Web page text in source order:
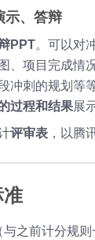
示、答辩
PPT。可以对
、项目完成情
冲刺的规划等
过程和结果展
评审表 ，以腾
准
与之前计分规